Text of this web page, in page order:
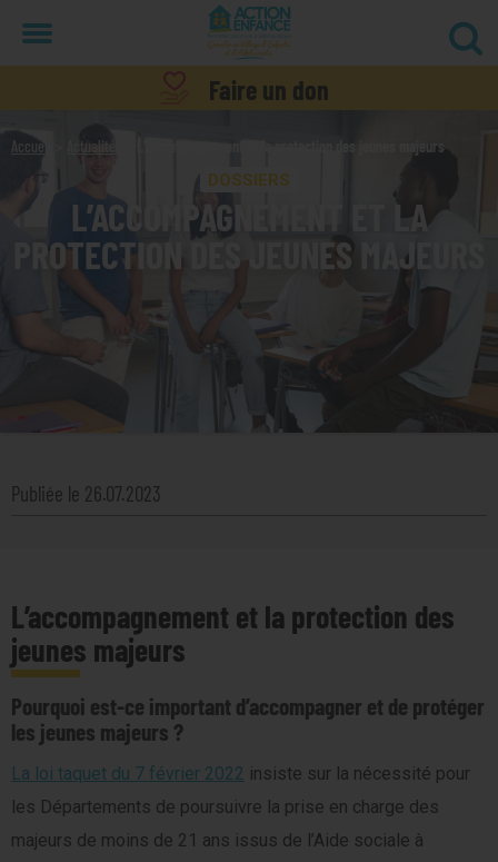
Faire un don
Accueil Actualités L’accompagnement et la protection des jeunes majeurs
DOSSIERS
L’ACCOMPAGNEMENT ET LA
PROTECTION DES JEUNES MAJEURS
Publiée le 26.07.2023
L’accompagnement et la protection des
jeunes majeurs
Pourquoi est-ce important d’accompagner et de protéger
les jeunes majeurs ?
La loi taquet du 7 février 2022 insiste sur la nécessité pour
les Départements de poursuivre la prise en charge des
majeurs de moins de 21 ans issus de l’Aide sociale à